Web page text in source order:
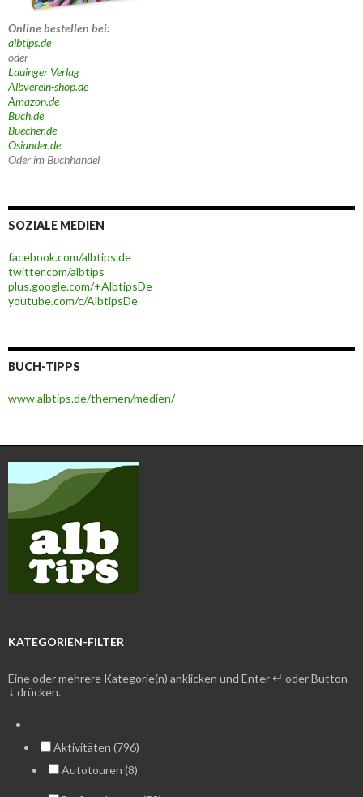
Online bestellen bei:
albtips.de
oder
Lauinger Verlag
Albverein-shop.de
Amazon.de
Buch.de
Buecher.de
Osiander.de
Oder im Buchhandel
SOZIALE MEDIEN
facebook.com/albtips.de
twitter.com/albtips
plus.google.com/+AlbtipsDe
youtube.com/c/AlbtipsDe
BUCH-TIPPS
www.albtips.de/themen/medien/
KATEGORIEN-FILTER
Eine oder mehrere Kategorie(n) anklicken und Enter ↵ oder Button
↓ drücken.
Aktivitäten (796)
Autotouren (8)